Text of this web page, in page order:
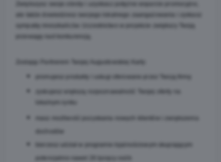
ale także dowiedziesz swojego lokalnego zaangażowania i zyskasz
przewagę nad konkurencją.
Zostając Partnerem Twojej Augustowskiej Karty:
zyskujesz większą rozpoznawalność Twojej oferty na
bierzesz udział w programie lojalnościowym skupiającym
potencjalnie nawet 26 tysięcy osób